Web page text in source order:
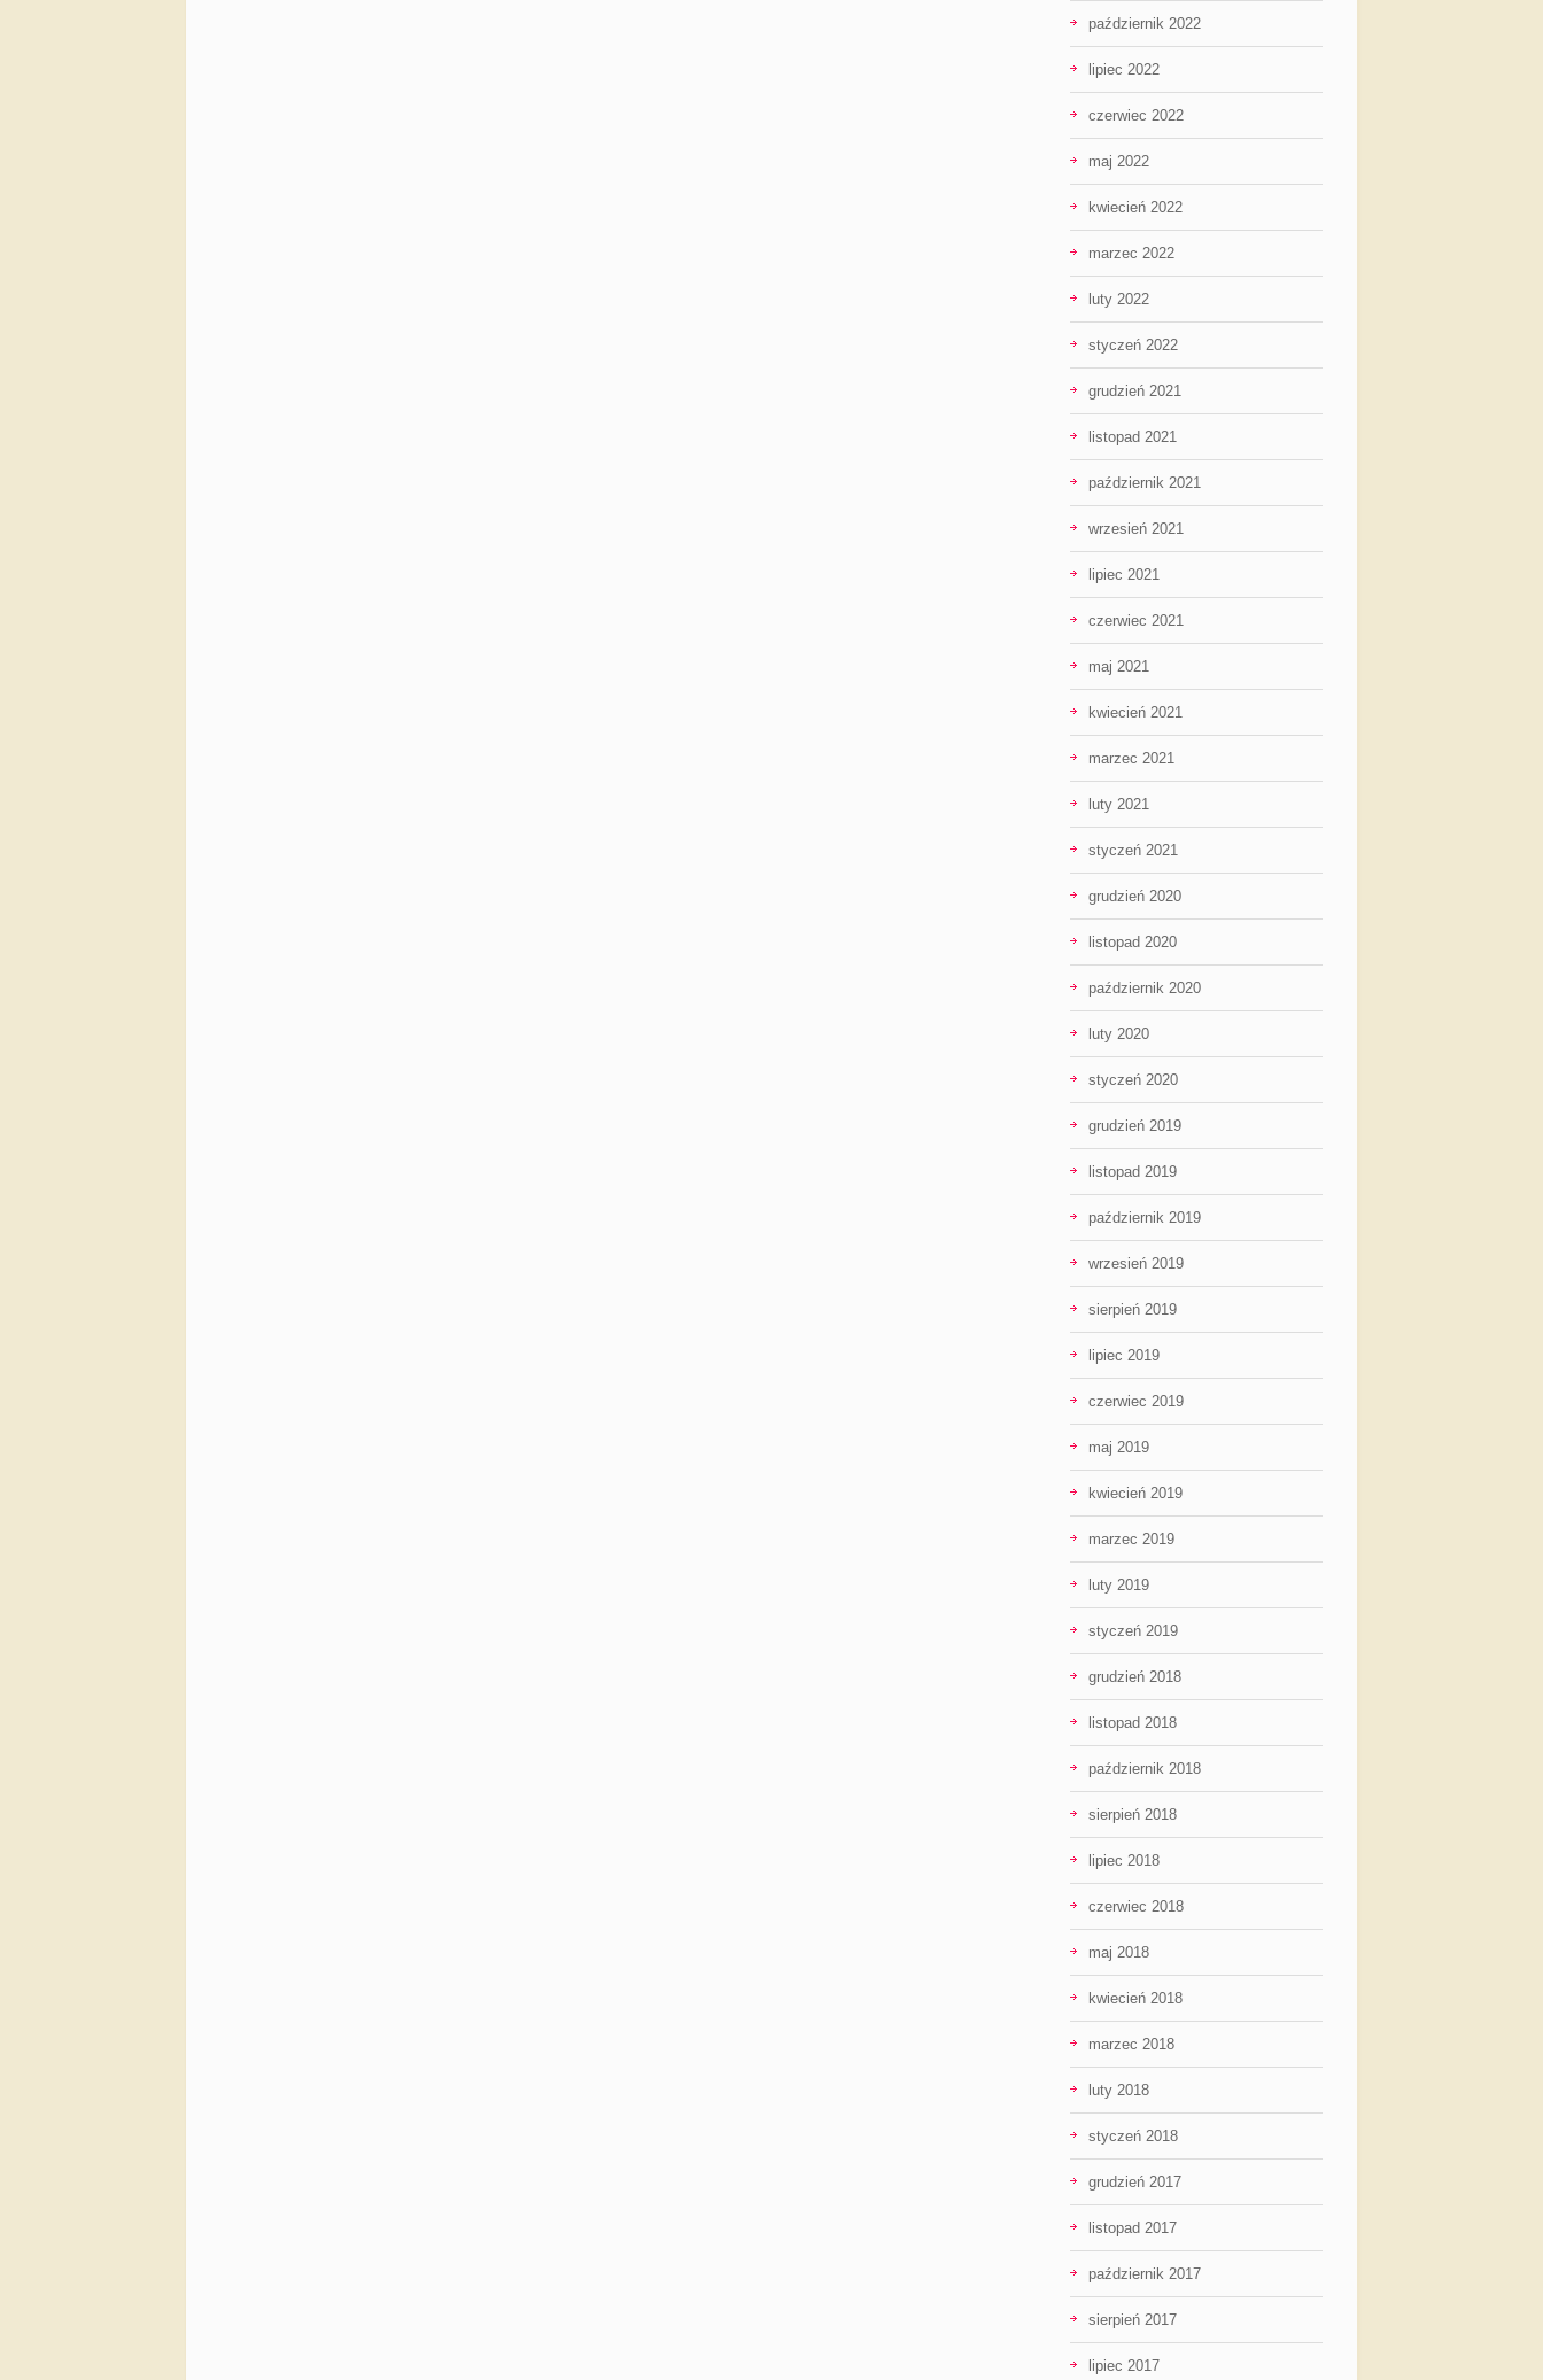
październik 2022
lipiec 2022
czerwiec 2022
maj 2022
kwiecień 2022
marzec 2022
luty 2022
styczeń 2022
grudzień 2021
listopad 2021
październik 2021
wrzesień 2021
lipiec 2021
czerwiec 2021
maj 2021
kwiecień 2021
marzec 2021
luty 2021
styczeń 2021
grudzień 2020
listopad 2020
październik 2020
luty 2020
styczeń 2020
grudzień 2019
listopad 2019
październik 2019
wrzesień 2019
sierpień 2019
lipiec 2019
czerwiec 2019
maj 2019
kwiecień 2019
marzec 2019
luty 2019
styczeń 2019
grudzień 2018
listopad 2018
październik 2018
sierpień 2018
lipiec 2018
czerwiec 2018
maj 2018
kwiecień 2018
marzec 2018
luty 2018
styczeń 2018
grudzień 2017
listopad 2017
październik 2017
sierpień 2017
lipiec 2017